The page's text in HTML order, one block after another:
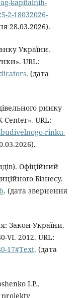
kapitalnih-
2-18032026-
28.03.2026).
України.
URL:
. (дата
ринку
Center». URL:
rinku-
Офіційний
Бізнесу.
. (дата звернення
Закон України.
VI. 2012. URL:
17#Text. (дата
I.P.,
proiekty